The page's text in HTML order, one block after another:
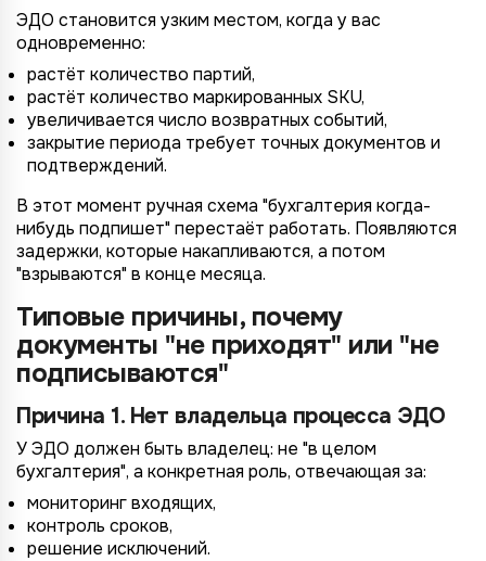
ЭДО становится узким местом, когда у вас
одновременно:
растёт количество партий,
растёт количество маркированных SKU,
увеличивается число возвратных событий,
закрытие периода требует точных документов и
подтверждений.
В этот момент ручная схема "бухгалтерия когда-
нибудь подпишет" перестаёт работать. Появляются
задержки, которые накапливаются, а потом
"взрываются" в конце месяца.
Типовые причины, почему
документы "не приходят" или "не
подписываются"
Причина 1. Нет владельца процесса ЭДО
У ЭДО должен быть владелец: не "в целом
бухгалтерия", а конкретная роль, отвечающая за:
мониторинг входящих,
контроль сроков,
решение исключений.